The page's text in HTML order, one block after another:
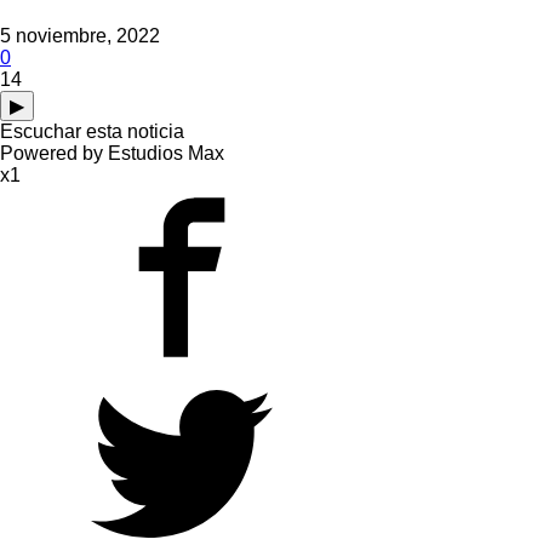
5 noviembre, 2022
0
14
▶
Escuchar esta noticia
Powered by Estudios Max
x1